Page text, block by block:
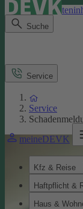
Direkt zum
Suche
meineDEVK
Kfz & Reise
Haftpflicht &
Haus &
Service
Service